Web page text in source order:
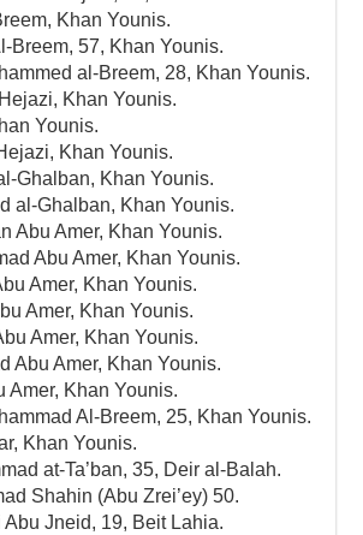
Khan Younis.
Breem, 57, Khan Younis.
al-Breem, 28, Khan Younis.
Khan Younis.
Younis.
Khan Younis.
Ghalban, Khan Younis.
al-Ghalban, Khan Younis.
Abu Amer, Khan Younis.
Abu Amer, Khan Younis.
Amer, Khan Younis.
Amer, Khan Younis.
Amer, Khan Younis.
Abu Amer, Khan Younis.
Amer, Khan Younis.
Al-Breem, 25, Khan Younis.
Khan Younis.
at-Ta’ban, 35, Deir al-Balah.
Shahin (Abu Zrei’ey) 50.
Jneid, 19, Beit Lahia.